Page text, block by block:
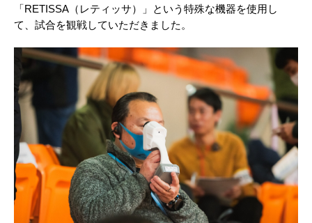
「RETISSA（レティッサ）」という特殊な機器を使用し
て、試合を観戦していただきました。